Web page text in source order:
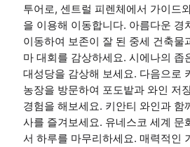
투어로, 센트럴 피렌체에서 가이드
을 이용해 이동합니다. 아름다운 경
이동하여 보존이 잘 된 중세 건축물
마 대회를 감상하세요. 시에나의 좁
대성당을 감상해 보세요. 다음으로
농장을 방문하여 포도밭과 와인 저
경험을 해보세요. 키안티 와인과 함
사를 즐겨보세요. 유네스코 세계 문
서 하루를 마무리하세요. 매력적인